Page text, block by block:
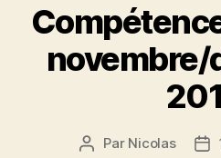
Auteur
Par Nicolas